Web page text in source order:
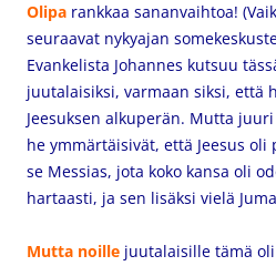
Olipa rankkaa sananvaihtoa!
seuraavat nykyajan
Evankelista Johannes kutsuu
juutalaisiksi, varmaan siksi, että
Jeesuksen alkuperän. Mutta
he ymmärtäisivät, että Jeesus
se Messias, jota koko kansa oli
hartaasti, ja sen lisäksi vielä
Mutta noille juutalaisille tämä